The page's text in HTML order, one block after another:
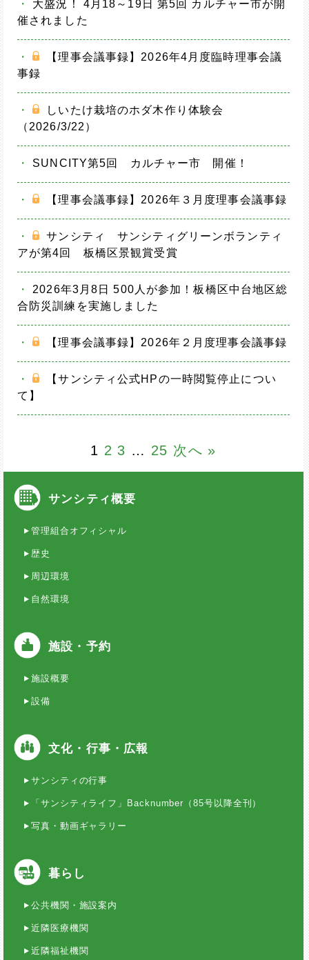
・
大盛況！ 4月18～19日 第5回 カルチャー市が開
催されました
・
【理事会議事録】2026年4月度臨時理事会議
事録
・
しいたけ栽培のホダ木作り体験会
（2026/3/22）
・ SUNCITY第5回 カルチャー市 開催！
・ 【理事会議事録】2026年３月度理事会議事録
・
サンシティ サンシティグリーンボランティ
アが第4回 板橋区景観賞受賞
・
2026年3月8日 500人が参加！板橋区中台地区総
合防災訓練を実施しました
・ 【理事会議事録】2026年２月度理事会議事録
・
【サンシティ公式HPの一時閲覧停止につい
て】
1 2 3 … 25 次へ »
サンシティ概要
管理組合オフィシャル
歴史
周辺環境
自然環境
施設・予約
施設概要
設備
文化・行事・広報
サンシティの行事
「サンシティライフ」Backnumber（85号以降全刊）
写真・動画ギャラリー
暮らし
公共機関・施設案内
近隣医療機関
近隣福祉機関